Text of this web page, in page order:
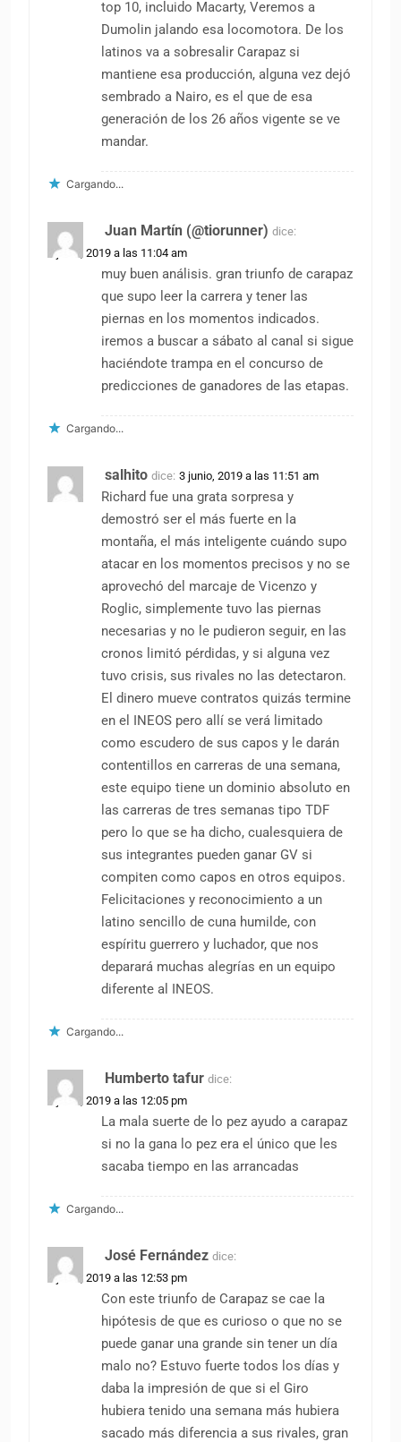
top 10, incluido Macarty, Veremos a
Dumolin jalando esa locomotora. De los
latinos va a sobresalir Carapaz si
mantiene esa producción, alguna vez dejó
sembrado a Nairo, es el que de esa
generación de los 26 años vigente se ve
mandar.
Cargando...
Juan Martín (@tiorunner) dice:
3 junio, 2019 a las 11:04 am
muy buen análisis. gran triunfo de carapaz
que supo leer la carrera y tener las
piernas en los momentos indicados.
iremos a buscar a sábato al canal si sigue
haciéndote trampa en el concurso de
predicciones de ganadores de las etapas.
Cargando...
salhito dice: 3 junio, 2019 a las 11:51 am
Richard fue una grata sorpresa y
demostró ser el más fuerte en la
montaña, el más inteligente cuándo supo
atacar en los momentos precisos y no se
aprovechó del marcaje de Vicenzo y
Roglic, simplemente tuvo las piernas
necesarias y no le pudieron seguir, en las
cronos limitó pérdidas, y si alguna vez
tuvo crisis, sus rivales no las detectaron.
El dinero mueve contratos quizás termine
en el INEOS pero allí se verá limitado
como escudero de sus capos y le darán
contentillos en carreras de una semana,
este equipo tiene un dominio absoluto en
las carreras de tres semanas tipo TDF
pero lo que se ha dicho, cualesquiera de
sus integrantes pueden ganar GV si
compiten como capos en otros equipos.
Felicitaciones y reconocimiento a un
latino sencillo de cuna humilde, con
espíritu guerrero y luchador, que nos
deparará muchas alegrías en un equipo
diferente al INEOS.
Cargando...
Humberto tafur dice:
3 junio, 2019 a las 12:05 pm
La mala suerte de lo pez ayudo a carapaz
si no la gana lo pez era el único que les
sacaba tiempo en las arrancadas
Cargando...
José Fernández dice:
3 junio, 2019 a las 12:53 pm
Con este triunfo de Carapaz se cae la
hipótesis de que es curioso o que no se
puede ganar una grande sin tener un día
malo no? Estuvo fuerte todos los días y
daba la impresión de que si el Giro
hubiera tenido una semana más hubiera
sacado más diferencia a sus rivales, gran